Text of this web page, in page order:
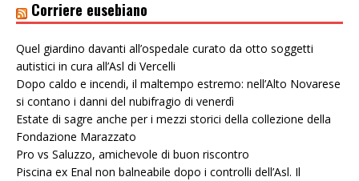
Corriere eusebiano
Quel giardino davanti all’ospedale curato da otto soggetti
autistici in cura all’Asl di Vercelli
Dopo caldo e incendi, il maltempo estremo: nell’Alto Novarese
si contano i danni del nubifragio di venerdì
Estate di sagre anche per i mezzi storici della collezione della
Fondazione Marazzato
Pro vs Saluzzo, amichevole di buon riscontro
Piscina ex Enal non balneabile dopo i controlli dell’Asl. Il